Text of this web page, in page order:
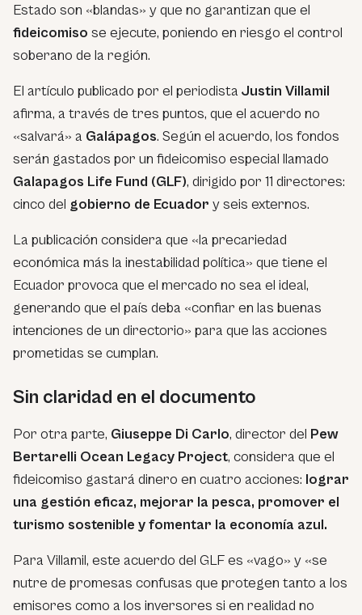
Estado son «blandas» y que no garantizan que el
fideicomiso se ejecute, poniendo en riesgo el control
soberano de la región.
El artículo publicado por el periodista Justin Villamil
afirma, a través de tres puntos, que el acuerdo no
«salvará» a Galápagos. Según el acuerdo, los fondos
serán gastados por un fideicomiso especial llamado
Galapagos Life Fund (GLF), dirigido por 11 directores:
cinco del gobierno de Ecuador y seis externos.
La publicación considera que «la precariedad
económica más la inestabilidad política» que tiene el
Ecuador provoca que el mercado no sea el ideal,
generando que el país deba «confiar en las buenas
intenciones de un directorio» para que las acciones
prometidas se cumplan.
Sin claridad en el documento
Por otra parte, Giuseppe Di Carlo, director del Pew
Bertarelli Ocean Legacy Project, considera que el
fideicomiso gastará dinero en cuatro acciones: lograr
una gestión eficaz, mejorar la pesca, promover el
turismo sostenible y fomentar la economía azul.
Para Villamil, este acuerdo del GLF es «vago» y «se
nutre de promesas confusas que protegen tanto a los
emisores como a los inversores si en realidad no